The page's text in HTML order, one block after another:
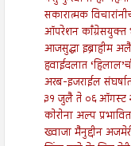
सकारात्मक
ऑपरेशन काँग्रेसयुक्त
आजसुद्धा इब्राहीम
हवाईदलात
अरब-इजराईल
३१ जुलै ते ०६ ऑगस्ट
कोरोना अल्प
ख्वाजा मैनुद्दीन